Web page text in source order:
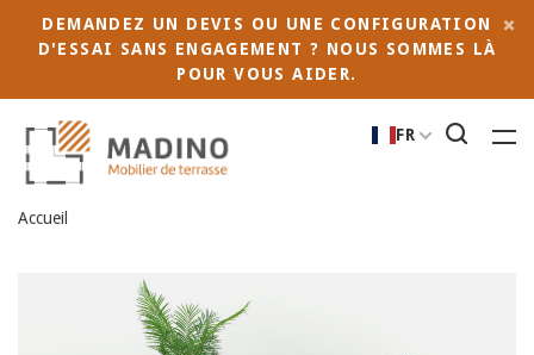
DEMANDEZ UN DEVIS OU UNE CONFIGURATION
D'ESSAI SANS ENGAGEMENT ? NOUS SOMMES LÀ
POUR VOUS AIDER.
FR
Accueil